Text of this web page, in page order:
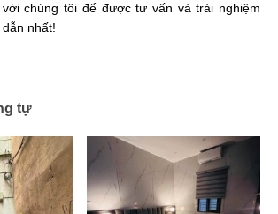
chúng tôi để được tư vấn và trải nghiệm
nhất!
tự